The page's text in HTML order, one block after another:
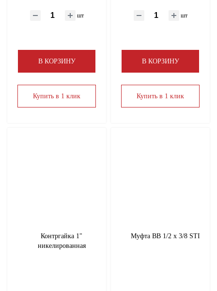
шт
В КОРЗИНУ
Купить в 1 клик
шт
В КОРЗИНУ
Купить в 1 клик
Контргайка 1"
никелированная
Муфта ВВ 1/2 х 3/8 STI